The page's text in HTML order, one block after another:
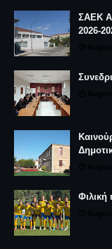
ΣΑΕΚ
2026-
Φιλική